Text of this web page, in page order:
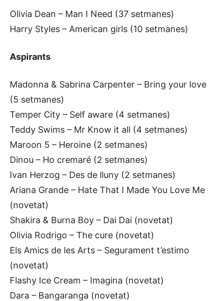
Olivia Dean – Man I Need (37 setmanes)
Harry Styles – American girls (10 setmanes)
Aspirants
Madonna & Sabrina Carpenter – Bring your love
(5 setmanes)
Temper City – Self aware (4 setmanes)
Teddy Swims – Mr Know it all (4 setmanes)
Maroon 5 – Heroine (2 setmanes)
Dinou – Ho cremaré (2 setmanes)
Ivan Herzog – Des de lluny (2 setmanes)
Ariana Grande – Hate That I Made You Love Me
(novetat)
Shakira & Burna Boy – Dai Dai (novetat)
Olivia Rodrigo – The cure (novetat)
Els Amics de les Arts – Segurament t’estimo
(novetat)
Flashy Ice Cream – Imagina (novetat)
Dara – Bangaranga (novetat)